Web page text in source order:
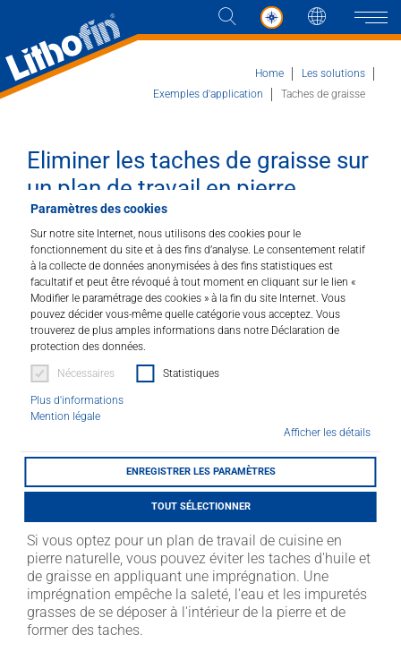
Paramètres des cookies
Sur notre site Internet, nous utilisons des cookies pour le
fonctionnement du site et à des fins d’analyse. Le consentement relatif
à la collecte de données anonymisées à des fins statistiques est
facultatif et peut être révoqué à tout moment en cliquant sur le lien «
Modifier le paramétrage des cookies » à la fin du site Internet. Vous
pouvez décider vous-même quelle catégorie vous acceptez. Vous
trouverez de plus amples informations dans notre Déclaration de
protection des données.
Nécessaires Statistiques
Plus d'informations
Mention légale
Afficher les détails
ENREGISTRER LES PARAMÈTRES
TOUT SÉLECTIONNER
Langue
Les solutions
Actualités et plus
Entreprise
Contacter
DISTRIBUTEUR
LITHOFINDER
Home
Les solutions
Exemples d'application
Taches de graisse
Eliminer les taches de graisse sur
un plan de travail en pierre
naturelle
Avec une imprégnation, vous évitez les taches
sur votre pierre naturelle
Si vous optez pour un plan de travail de cuisine en
pierre naturelle, vous pouvez éviter les taches d'huile et
de graisse en appliquant une imprégnation. Une
imprégnation empêche la saleté, l'eau et les impuretés
grasses de se déposer à l'intérieur de la pierre et de
former des taches.